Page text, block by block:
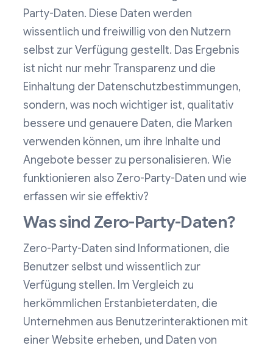
Party-Daten. Diese Daten werden
wissentlich und freiwillig von den Nutzern
selbst zur Verfügung gestellt. Das Ergebnis
ist nicht nur mehr Transparenz und die
Einhaltung der Datenschutzbestimmungen,
sondern, was noch wichtiger ist, qualitativ
bessere und genauere Daten, die Marken
verwenden können, um ihre Inhalte und
Angebote besser zu personalisieren. Wie
funktionieren also Zero-Party-Daten und wie
erfassen wir sie effektiv?
Was sind Zero-Party-Daten?
Zero-Party-Daten sind Informationen, die
Benutzer selbst und wissentlich zur
Verfügung stellen. Im Vergleich zu
herkömmlichen Erstanbieterdaten, die
Unternehmen aus Benutzerinteraktionen mit
einer Website erheben, und Daten von